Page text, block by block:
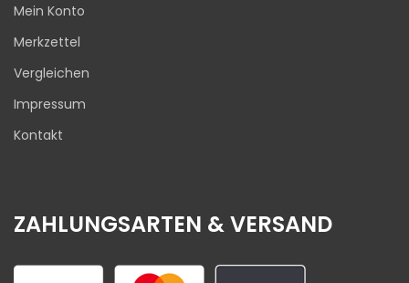
Mein Konto
Merkzettel
Vergleichen
Impressum
Kontakt
ZAHLUNGSARTEN & VERSAND